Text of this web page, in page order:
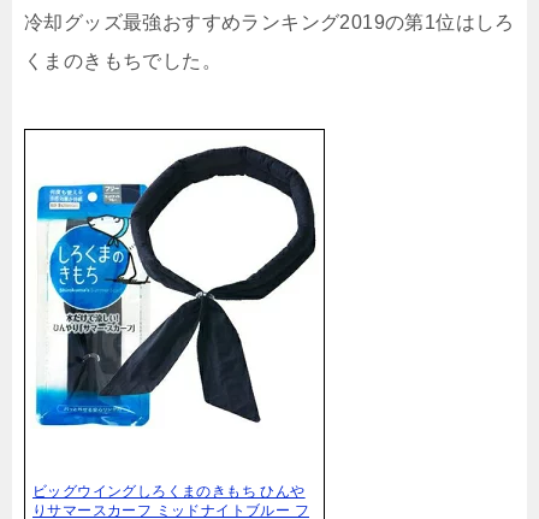
冷却グッズ最強おすすめランキング2019の第1位はしろ
くまのきもちでした。
ビッグウイングしろくまのきもち ひんや
りサマースカーフ ミッドナイトブルー フ